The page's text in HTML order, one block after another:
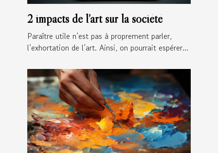
2 impacts de l’art sur la société
Paraître utile n’est pas à proprement parler,
l’exhortation de l’art. Ainsi, on pourrait espérer...